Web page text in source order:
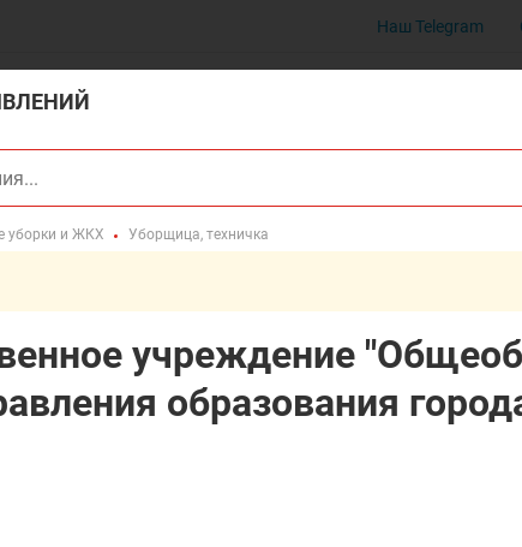
Наш Telegram
уборки и ЖКХ Уборщица, техничка
учреждение
образования